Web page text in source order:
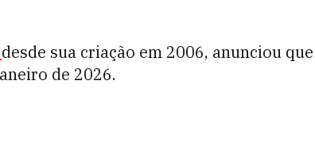
desde sua criação em 2006, anunciou que
de 2026.